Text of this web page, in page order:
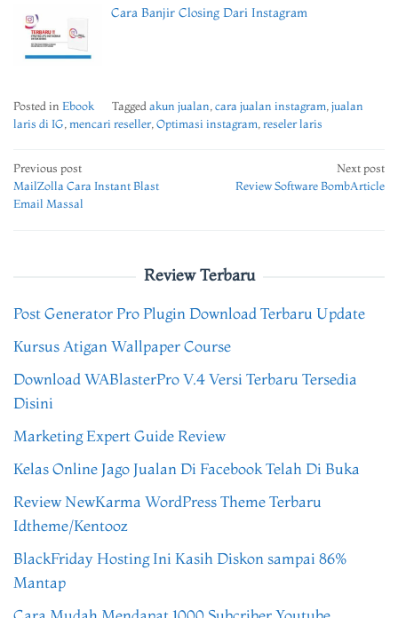
Cara Banjir Closing Dari Instagram
Posted in Ebook Tagged akun jualan cara jualan instagram jualan
laris di IG mencari reseller, Optimasi instagram reseler laris
Post
navigation
Previous post
MailZolla Cara Instant Blast
Email Massal
Next post
Review Software BombArticle
Review Terbaru
Post Generator Pro Plugin Download Terbaru Update
Kursus Atigan Wallpaper Course
Download WABlasterPro V.4 Versi Terbaru Tersedia
Disini
Marketing Expert Guide Review
Kelas Online Jago Jualan Di Facebook Telah Di Buka
Review NewKarma WordPress Theme Terbaru
Idtheme/Kentooz
BlackFriday Hosting Ini Kasih Diskon sampai 86%
Mantap